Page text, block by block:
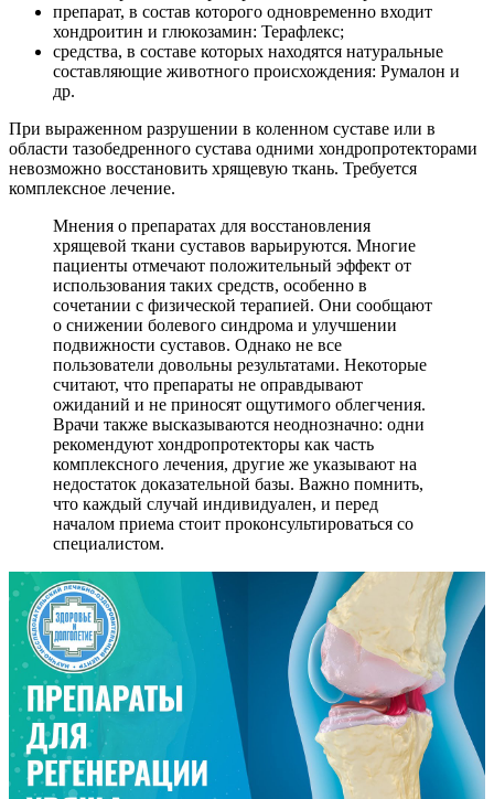
препарат, в состав которого одновременно входит
хондроитин и глюкозамин: Терафлекс;
средства, в составе которых находятся натуральные
составляющие животного происхождения: Румалон и
др.
При выраженном разрушении в коленном суставе или в
области тазобедренного сустава одними хондропротекторами
невозможно восстановить хрящевую ткань. Требуется
комплексное лечение.
Мнения о препаратах для восстановления
хрящевой ткани суставов варьируются. Многие
пациенты отмечают положительный эффект от
использования таких средств, особенно в
сочетании с физической терапией. Они сообщают
о снижении болевого синдрома и улучшении
подвижности суставов. Однако не все
пользователи довольны результатами. Некоторые
считают, что препараты не оправдывают
ожиданий и не приносят ощутимого облегчения.
Врачи также высказываются неоднозначно: одни
рекомендуют хондропротекторы как часть
комплексного лечения, другие же указывают на
недостаток доказательной базы. Важно помнить,
что каждый случай индивидуален, и перед
началом приема стоит проконсультироваться со
специалистом.